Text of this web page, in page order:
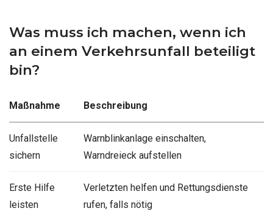
Was muss ich machen, wenn ich
an einem Verkehrsunfall beteiligt
bin?
Maßnahme Beschreibung
Unfallstelle
sichern
Warnblinkanlage einschalten,
Warndreieck aufstellen
Erste Hilfe
leisten
Verletzten helfen und Rettungsdienste
rufen, falls nötig